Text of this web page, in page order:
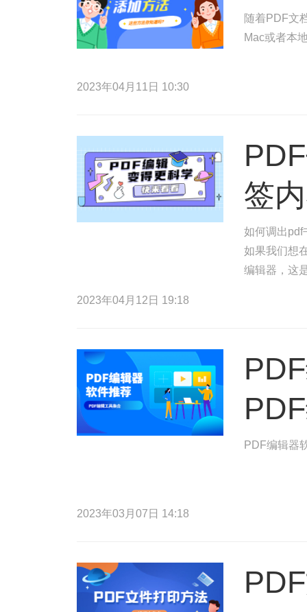
随着PDF文
Mac或者本
2023年04月11日 10:30
签
如何调出pdf
如果我们想
编辑器，这
2023年04月12日 19:18
PDF编辑器
2023年03月07日 14:18